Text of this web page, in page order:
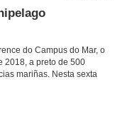
do Campus do Mar, o
2018, a preto de 500
mariñas. Nesta sexta